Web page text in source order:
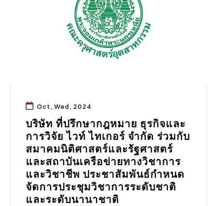
Oct, Wed, 2024
บริษัท ที่ปรึกษากฎหมาย ธุรกิจและ
การวิจัย ไวท์ ไทเกอร์ จำกัด ร่วมกับ
สมาคมนิติศาสตร์และรัฐศาสตร์
และสถาบันเครือข่ายทางวิชาการ
และวิชาชีพ ประชาสัมพันธ์กำหนด
จัดการประชุมวิชาการระดับชาติ
และระดับนานาชาติ